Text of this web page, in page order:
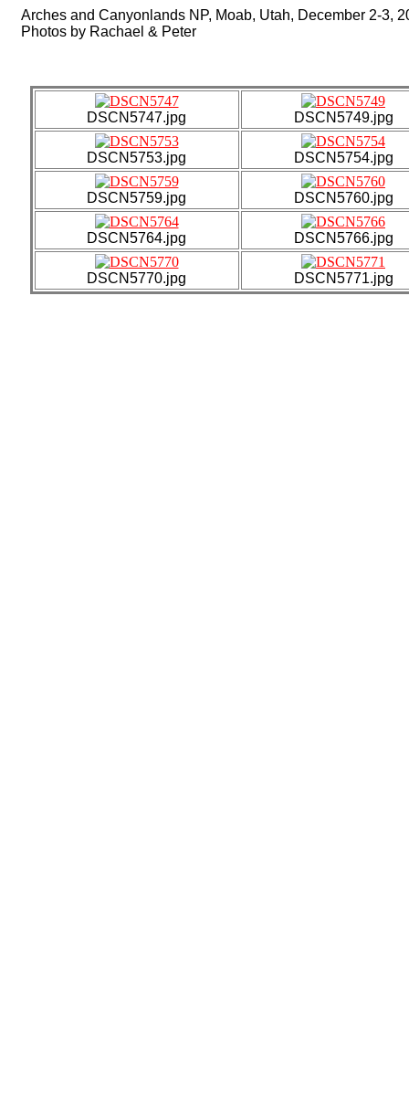
Arches and Canyonlands NP, Moab, Utah, December 2-3,
Photos by Rachael & Peter
DSCN5747.jpg DSCN5749.jpg
DSCN5753.jpg DSCN5754.jpg
DSCN5759.jpg DSCN5760.jpg
DSCN5764.jpg DSCN5766.jpg
DSCN5770.jpg DSCN5771.jpg